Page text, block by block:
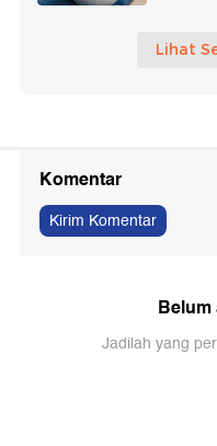
Lihat
Komentar
Kirim Komentar
Belum
Jadilah yang